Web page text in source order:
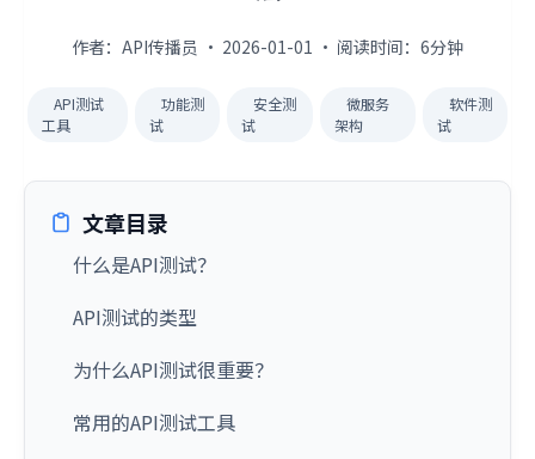
作者：API传播员 · 2026-01-01 · 阅读时间：6分钟
API测试
工具
功能测
试
安全测
试
微服务
架构
软件测
试
文章目录
什么是API测试？
API测试的类型
为什么API测试很重要？
常用的API测试工具